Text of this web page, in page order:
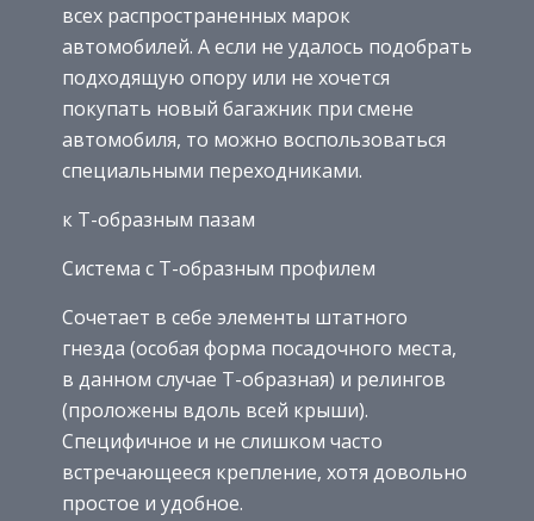
всех распространенных марок
автомобилей. А если не удалось подобрать
подходящую опору или не хочется
покупать новый багажник при смене
автомобиля, то можно воспользоваться
специальными переходниками.
к Т-образным пазам
Система с Т-образным профилем
Сочетает в себе элементы штатного
гнезда (особая форма посадочного места,
в данном случае Т-образная) и релингов
(проложены вдоль всей крыши).
Специфичное и не слишком часто
встречающееся крепление, хотя довольно
простое и удобное.